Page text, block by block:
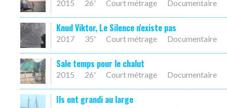
2015 26' Court métrage Documentaire
Knud Viktor, Le Silence n'existe pas
2017 35' Court métrage Documentaire
Sale temps pour le chalut
2015 26' Court métrage Documentaire
Ils ont grandi au large